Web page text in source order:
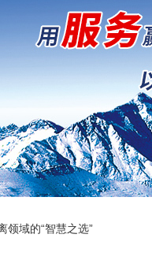
领域的“智慧之选”